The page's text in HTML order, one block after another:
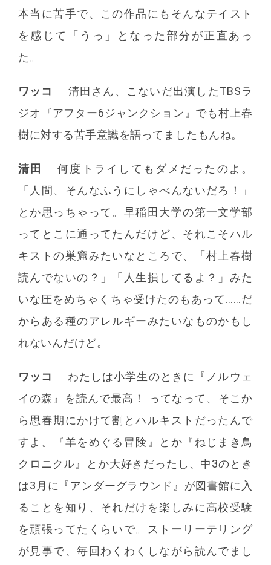
本当に苦手で、この作品にもそんなテイスト
を感じて「うっ」となった部分が正直あっ
た。
ワッコ
清田さん、こないだ出演したTBSラ
ジオ『アフター6ジャンクション』でも村上春
樹に対する苦手意識を語ってましたもんね。
清田
何度トライしてもダメだったのよ。
「人間、そんなふうにしゃべんないだろ！」
とか思っちゃって。早稲田大学の第一文学部
ってとこに通ってたんだけど、それこそハル
キストの巣窟みたいなところで、「村上春樹
読んでないの？」「人生損してるよ？」みた
いな圧をめちゃくちゃ受けたのもあって……だ
からある種のアレルギーみたいなものかもし
れないんだけど。
ワッコ
わたしは小学生のときに『ノルウェ
イの森』を読んで最高！ ってなって、そこか
ら思春期にかけて割とハルキストだったんで
すよ。『羊をめぐる冒険』とか『ねじまき鳥
クロニクル』とか大好きだったし、中3のとき
は3月に『アンダーグラウンド』が図書館に入
ることを知り、それだけを楽しみに高校受験
を頑張ってたくらいで。ストーリーテリング
が見事で、毎回わくわくしながら読んでまし